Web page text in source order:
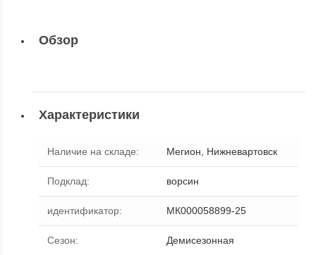
Обзор
Характеристики
Наличие на складе: Мегион, Нижневартовск
Подклад: ворсин
идентификатор: МК000058899-25
Сезон: Демисезонная